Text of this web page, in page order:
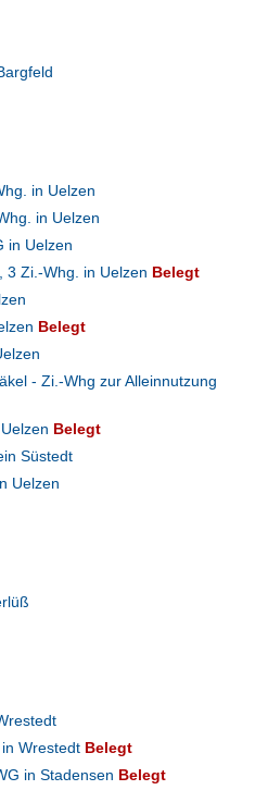
in Uelzen
in Uelzen
in Uelzen
3 Zi.-Whg. in Uelzen Belegt
Belegt
- Zi.-Whg zur Alleinnutzung
Belegt
Süstedt
Uelzen
Wrestedt Belegt
in Stadensen Belegt